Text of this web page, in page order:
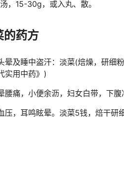
，15-30g，或入丸、散。
的药方
及睡中盗汗：淡菜(焙燥，研细粉
实用中药》)
痛，小便余沥，妇女白带，下腹
，耳鸣眩晕。淡菜5钱，焙干研